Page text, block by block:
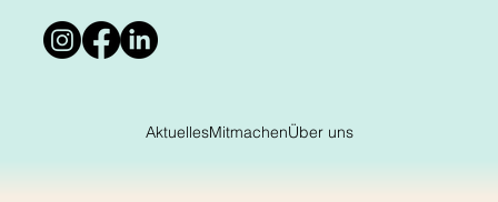
AktuellesMitmachenÜber uns